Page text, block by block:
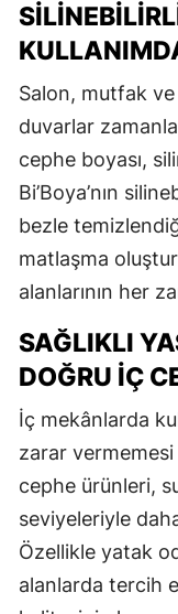
Salon, mutfak
duvarlar
cephe boyası,
Bi’Boya’nın
bezle
matlaşma
alanlarının her
SAĞLIKLI
DOĞRU İÇ
İç mekânlarda
zarar vermemesi
cephe ürünleri,
seviyeleriyle
Özellikle yatak
alanlarda tercih